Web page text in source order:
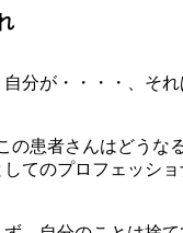
分が・・・・、そ
患者さんはどう
てのプロフェッシ